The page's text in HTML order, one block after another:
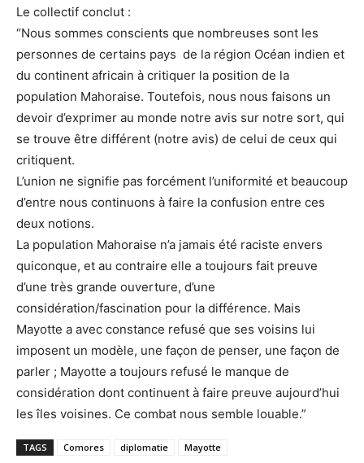
Le collectif conclut :
“Nous sommes conscients que nombreuses sont les
personnes de certains pays de la région Océan indien et
du continent africain à critiquer la position de la
population Mahoraise. Toutefois, nous nous faisons un
devoir d’exprimer au monde notre avis sur notre sort, qui
se trouve être différent (notre avis) de celui de ceux qui
critiquent.
L’union ne signifie pas forcément l’uniformité et beaucoup
d’entre nous continuons à faire la confusion entre ces
deux notions.
La population Mahoraise n’a jamais été raciste envers
quiconque, et au contraire elle a toujours fait preuve
d’une très grande ouverture, d’une
considération/fascination pour la différence. Mais
Mayotte a avec constance refusé que ses voisins lui
imposent un modèle, une façon de penser, une façon de
parler ; Mayotte a toujours refusé le manque de
considération dont continuent à faire preuve aujourd’hui
les îles voisines. Ce combat nous semble louable.”
TAGS Comores diplomatie Mayotte